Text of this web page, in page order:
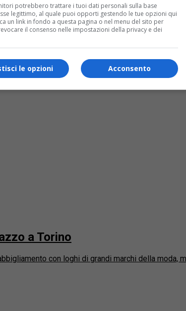
di Rocky e i vinili autografati
di prodotti con segni falsi, ricettazione e frode in
a Torino
con loghi di grandi marchi della moda,
potrebbero trattare i tuoi dati personali sulla base
legittimo, al quale puoi opporti gestendo le tue opzioni qui
un link in fondo a questa pagina o nel menu del sito per
il consenso nelle impostazioni della privacy e dei
Acconsento
le opzioni